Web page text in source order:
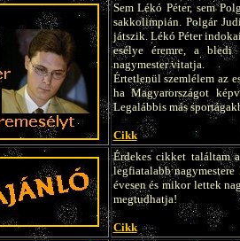
Sem Lékó Péter, sem
sakkolimpián. Polgár
játszik. Lékó Péter
esélye éremre, a
nagymester vitatja.
Értetlenül szemlélem az
ha Magyarországot
Legalábbis más
Cikk
Érdekes cikket találtam
legfiatalabb
évesen és mikor lettek
megtudhatja!
Cikk